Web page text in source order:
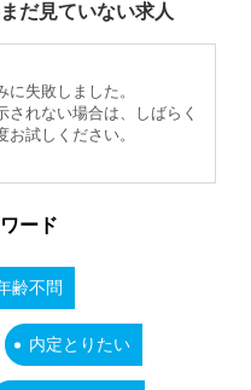
だ見ていない求人
に失敗しました。
されない場合は、しばらく
お試しください。
ード
齢不問
内定とりたい